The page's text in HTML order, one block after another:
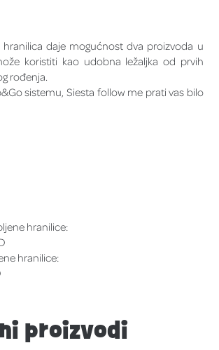
daje mogućnost dva proizvoda u
koristiti kao udobna ležaljka od prvih
rođenja.
sistemu, Siesta follow me prati vas bilo
hranilice:
hranilice:
proizvodi